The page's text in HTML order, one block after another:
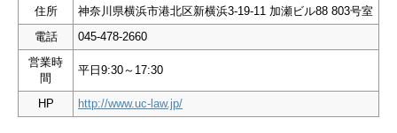
住所
神奈川県横浜市港北区新横浜3-19-11 加瀬ビル88 803号室
電話
045-478-2660
営業時
間
平日9:30～17:30
HP http://www.uc-law.jp/